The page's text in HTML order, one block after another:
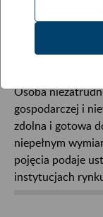
Osoba
gospodarczej i
zdolna i gotowa
niepełnym
pojęcia podaje
instytucjach